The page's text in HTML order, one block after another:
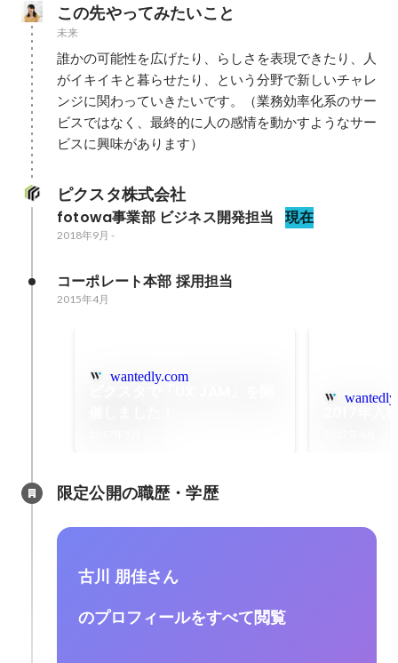
この先やってみたいこと
未来
誰かの可能性を広げたり、らしさを表現できたり、人
がイキイキと暮らせたり、という分野で新しいチャレ
ンジに関わっていきたいです。（業務効率化系のサー
ビスではなく、最終的に人の感情を動かすようなサー
ビスに興味があります）
ピクスタ株式会社
fotowa事業部 ビジネス開発担当 現在
2018年9月 -
コーポレート本部 採用担当
2015年4月
wantedly.com
限定公開の職歴・学歴
古川 朋佳さん
のプロフィールをすべて閲覧